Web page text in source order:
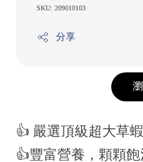
SKU: 209010103
分享
👍 嚴選頂級超大草
👍豐富營養，顆顆